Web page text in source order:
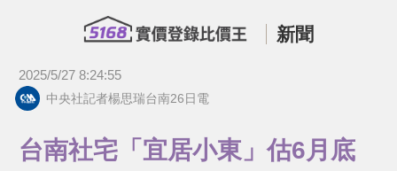
新聞
2025/5/27 8:24:55
中央社記者楊思瑞台南26日電
台南社宅「宜居小東」估6月底